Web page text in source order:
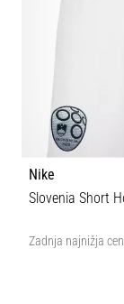
Nike
Slovenia Short
Zadnja najnižja